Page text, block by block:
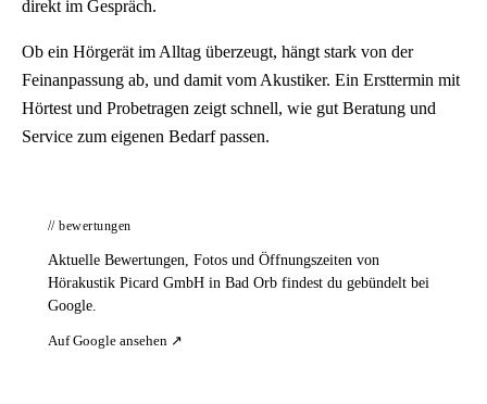
direkt im Gespräch.
Ob ein Hörgerät im Alltag überzeugt, hängt stark von der
Feinanpassung ab, und damit vom Akustiker. Ein Ersttermin mit
Hörtest und Probetragen zeigt schnell, wie gut Beratung und
Service zum eigenen Bedarf passen.
// bewertungen
Aktuelle Bewertungen, Fotos und Öffnungszeiten von
Hörakustik Picard GmbH in Bad Orb findest du gebündelt bei
Google.
Auf Google ansehen ↗